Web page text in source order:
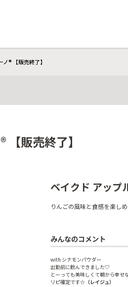
® 【販売終了】
販売終了】
ベイクド アップ
りんごの風味と食感を楽し
みんなのコメント
with シナモンパウダー
出勤前に飲んできました♡
とーっても美味しくて朝から幸せ
リピ確定です☆（レイジュ）